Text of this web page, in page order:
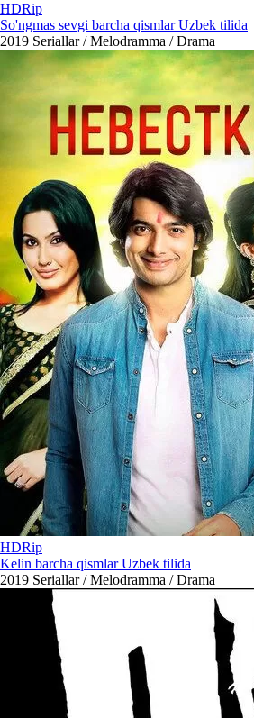
HDRip
So'ngmas sevgi barcha qismlar Uzbek tilida
2019 Seriallar / Melodramma / Drama
HDRip
Kelin barcha qismlar Uzbek tilida
2019 Seriallar / Melodramma / Drama